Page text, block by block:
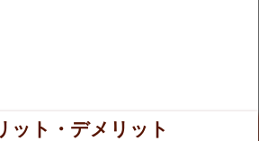
ット・デメリット